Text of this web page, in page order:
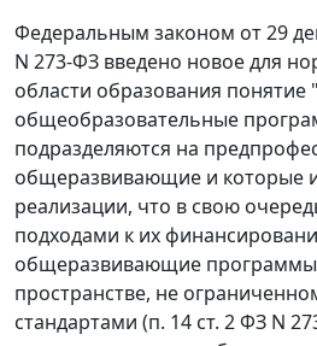
Федеральным законом от 29
N 273-ФЗ введено новое для
области образования
общеобразовательные
подразделяются на
общеразвивающие и которые
реализации, что в свою
подходами к их
общеразвивающие программы
пространстве, не
стандартами (п. 14 ст. 2 ФЗ N